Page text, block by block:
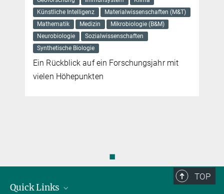
Künstliche Intelligenz
Materialwissenschaften (M&T)
Mathematik
Medizin
Mikrobiologie (B&M)
Neurobiologie
Sozialwissenschaften
Synthetische Biologie
Ein Rückblick auf ein Forschungsjahr mit
vielen Höhepunkten
◼
TOP
Quick Links